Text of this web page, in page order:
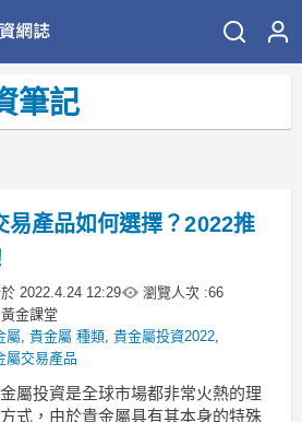
筆記
易產品如何選擇？2022推
2022.4.24 12:29 瀏覽人次 :66
金課堂
屬, 貴金屬 種類, 貴金屬投資2022,
屬交易產品
屬投資是全球市場都非常火熱的理
式，由於貴金屬具有其本身的特殊